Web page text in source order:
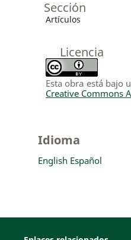
Sección
Artículos
Licencia
Esta obra está bajo
Creative Commons
Idioma
English Español